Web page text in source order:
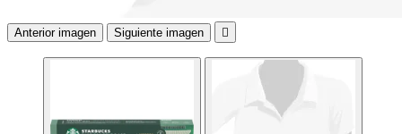
Anterior imagen Siguiente imagen 